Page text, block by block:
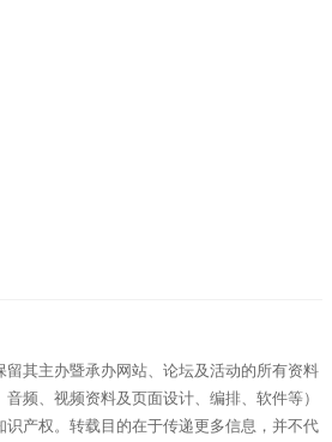
留其主办暨承办网站、论坛及活动的所有资料
音频、视频资料及页面设计、编排、软件等）
识产权。转载目的在于传递更多信息，并不代